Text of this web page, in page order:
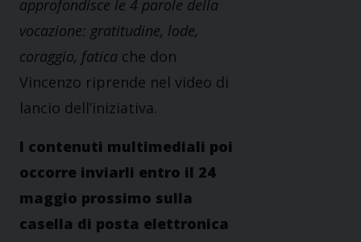
approfondisce le 4 parole della
vocazione: gratitudine, lode,
coraggio, fatica che don
Vincenzo riprende nel video di
lancio dell’iniziativa.
I contenuti multimediali poi
occorre inviarli entro il 24
maggio prossimo sulla
casella di posta elettronica